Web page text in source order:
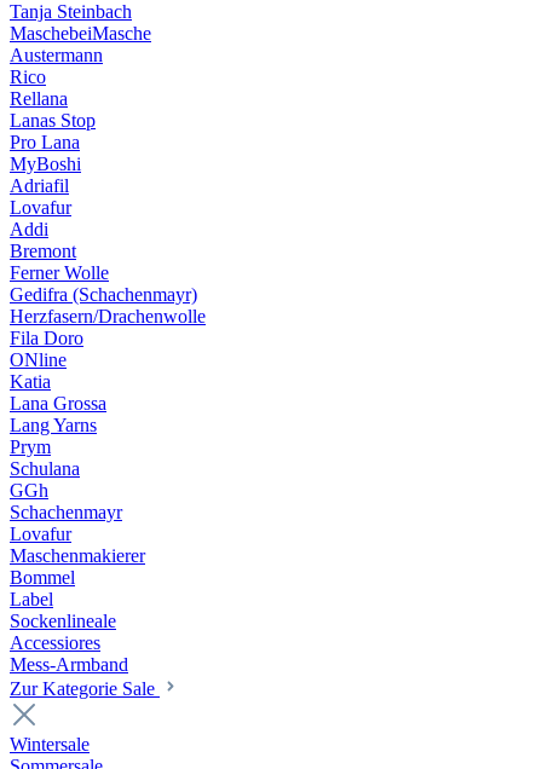
Tanja Steinbach
MaschebeiMasche
Austermann
Rico
Rellana
Lanas Stop
Pro Lana
MyBoshi
Adriafil
Lovafur
Addi
Bremont
Ferner Wolle
Gedifra (Schachenmayr)
Herzfasern/Drachenwolle
Fila Doro
ONline
Katia
Lana Grossa
Lang Yarns
Prym
Schulana
GGh
Schachenmayr
Lovafur
Maschenmakierer
Bommel
Label
Sockenlineale
Accessiores
Mess-Armband
Zur Kategorie Sale
Wintersale